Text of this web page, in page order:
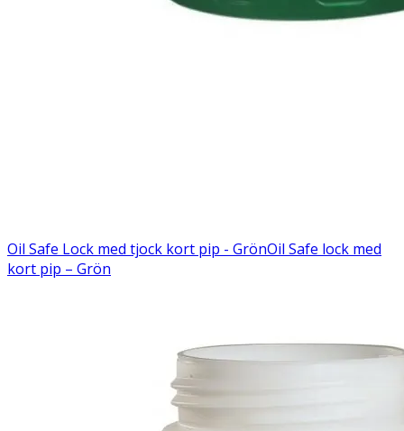
Oil Safe Lock med tjock kort pip - GrönOil Safe lock med
kort pip – Grön